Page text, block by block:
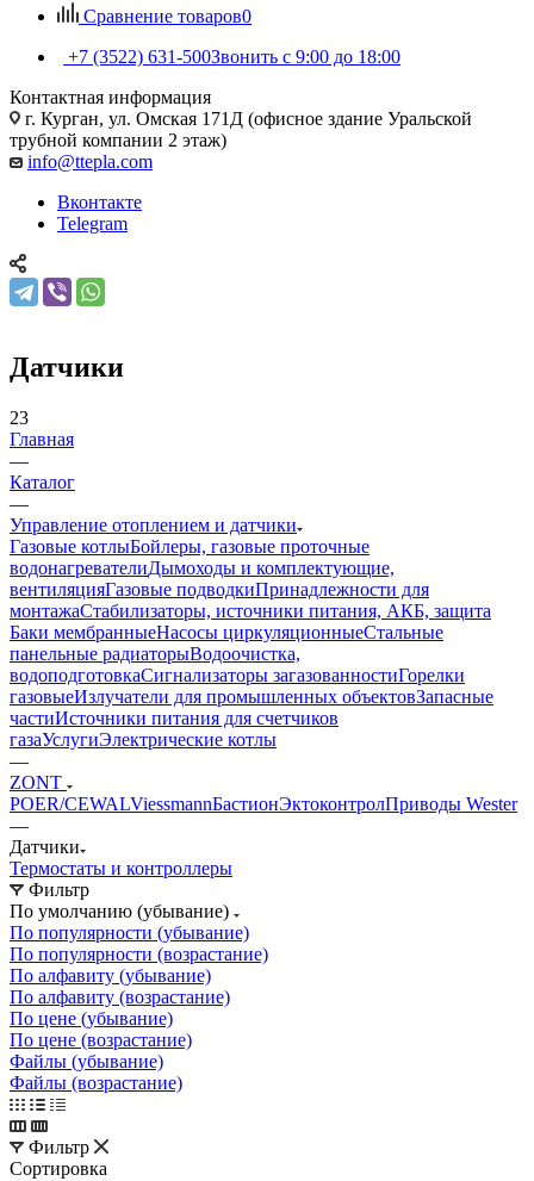
Сравнение товаров0
+7 (3522) 631-500Звонить с 9:00 до 18:00
Контактная информация
г. Курган, ул. Омская 171Д (офисное здание Уральской
трубной компании 2 этаж)
info@ttepla.com
Вконтакте
Telegram
Датчики
23
Главная
—
Каталог
—
Управление отоплением и датчики
Газовые котлыБойлеры, газовые проточные
водонагревателиДымоходы и комплектующие,
вентиляцияГазовые подводкиПринадлежности для
монтажаСтабилизаторы, источники питания, АКБ, защита
Баки мембранныеНасосы циркуляционныеСтальные
панельные радиаторыВодоочистка,
водоподготовкаСигнализаторы загазованностиГорелки
газовыеИзлучатели для промышленных объектовЗапасные
частиИсточники питания для счетчиков
газаУслугиЭлектрические котлы
—
ZONT
POER/CEWALViessmannБастионЭктоконтролПриводы Wester
—
Датчики
Термостаты и контроллеры
Фильтр
По умолчанию (убывание)
По популярности (убывание)
По популярности (возрастание)
По алфавиту (убывание)
По алфавиту (возрастание)
По цене (убывание)
По цене (возрастание)
Файлы (убывание)
Файлы (возрастание)
Фильтр
Сортировка